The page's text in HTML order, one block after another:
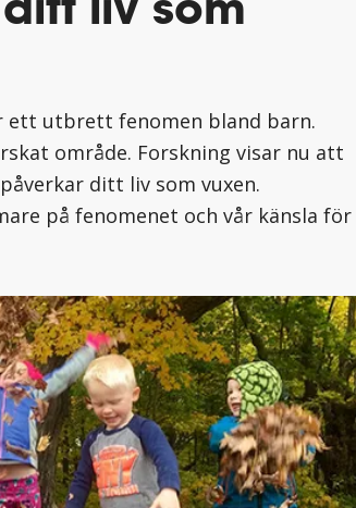
ett utbrett fenomen bland barn.
område. Forskning visar nu att
ditt liv som vuxen.
på fenomenet och vår känsla för